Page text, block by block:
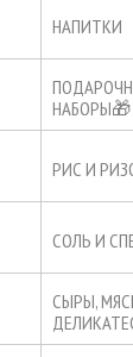
НАПИТКИ
НАБОРЫ🎁
РИС И
СОЛЬ И
СЫРЫ,